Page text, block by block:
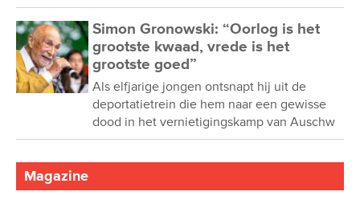
Simon Gronowski: “Oorlog is het
grootste kwaad, vrede is het
grootste goed”
Als elfjarige jongen ontsnapt hij uit de
deportatietrein die hem naar een gewisse
dood in het vernietigingskamp van Auschw
Magazine